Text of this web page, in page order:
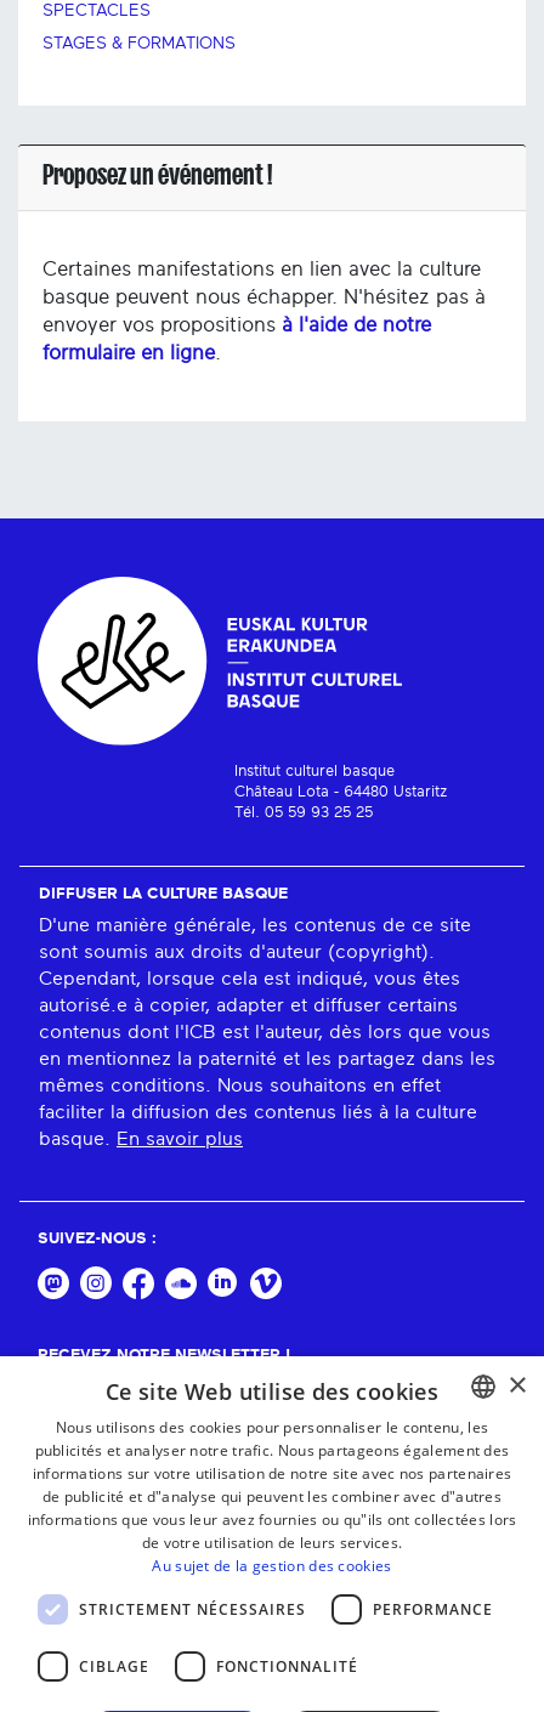
SPECTACLES
STAGES & FORMATIONS
Proposez un événement !
Certaines manifestations en lien avec la culture
basque peuvent nous échapper. N'hésitez pas à
envoyer vos propositions à l'aide de notre
formulaire en ligne.
Institut culturel basque
Château Lota - 64480 Ustaritz
Tél. 05 59 93 25 25
DIFFUSER LA CULTURE BASQUE
D'une manière générale, les contenus de ce site
sont soumis aux droits d'auteur (copyright).
Cependant, lorsque cela est indiqué, vous êtes
autorisé.e à copier, adapter et diffuser certains
contenus dont l'ICB est l'auteur, dès lors que vous
en mentionnez la paternité et les partagez dans les
mêmes conditions. Nous souhaitons en effet
faciliter la diffusion des contenus liés à la culture
basque. En savoir plus
SUIVEZ-NOUS :
RECEVEZ NOTRE NEWSLETTER !
BASQUE
FRENCH
×
Ce site Web utilise des cookies
Nous utilisons des cookies pour personnaliser le contenu, les
publicités et analyser notre trafic. Nous partageons également des
informations sur votre utilisation de notre site avec nos partenaires
de publicité et d"analyse qui peuvent les combiner avec d"autres
informations que vous leur avez fournies ou qu"ils ont collectées lors
de votre utilisation de leurs services.
Au sujet de la gestion des cookies
STRICTEMENT NÉCESSAIRES PERFORMANCE
CIBLAGE FONCTIONNALITÉ